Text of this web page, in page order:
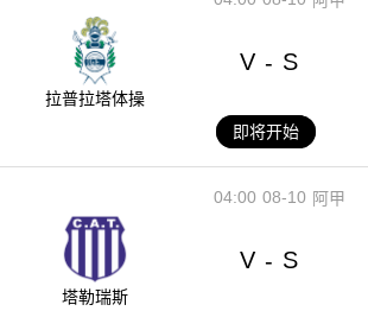
拉普拉塔体操
V - S
即将开始
08-10
04:00 阿甲
塔勒瑞斯
V - S